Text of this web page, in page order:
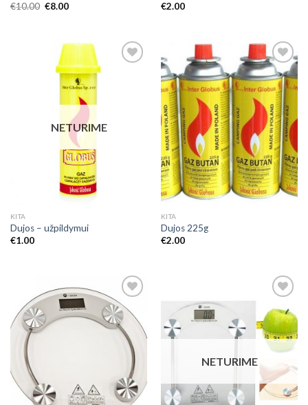
€10.00 €8.00
€2.00
NETURIME
KITA
Dujos – užpildymui
€1.00
Add to
Wishlist
KITA
Dujos 225g
€2.00
Add to
Wishlist
Wishlist
NETURIME